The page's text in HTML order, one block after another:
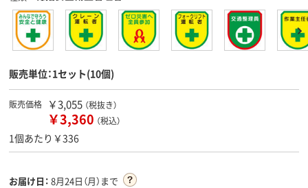
販売単位：1セット(10個)
販売価格 ￥3,055 （税抜き）
￥3,360 （税込）
1個あたり￥336
お届け日： 8月24日（月）まで